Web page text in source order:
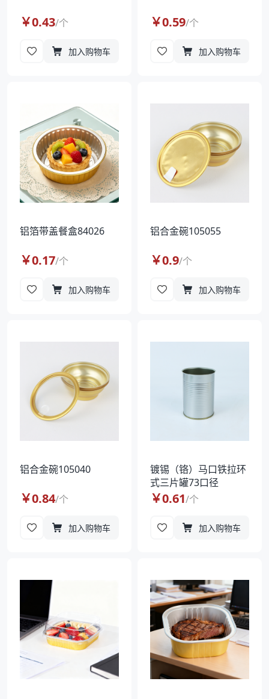
￥0.43/个
加入购物车
￥0.59/个
加入购物车
铝箔带盖餐盒84026
￥0.17/个
加入购物车
铝合金碗105055
￥0.9/个
加入购物车
铝合金碗105040
￥0.84/个
加入购物车
镀锡（铬）马口铁拉环
式三片罐73口径
￥0.61/个
加入购物车